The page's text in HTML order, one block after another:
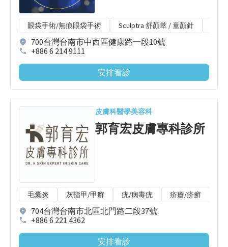
眼袋手術/無痕眼袋手術 Sculptra 舒顏萃 / 童顏針
700台灣台南市中西區健康路一段10號
+886 6 214 9111
安排看診
皮膚科醫學美容科
郭育宏皮膚專科診所
毛囊炎 灰指甲/甲癬 疣/病毒疣 疥瘡/疥癬
704台灣台南市北區北門路二段37號
+886 6 221 4362
安排看診